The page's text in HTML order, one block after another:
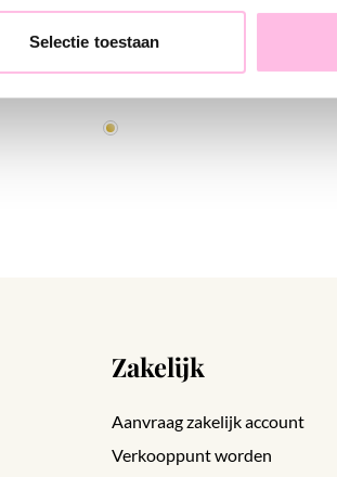
Selectie toestaanRVS creolen met barok hart
Zakelijk
Aanvraag zakelijk account
Verkooppunt worden